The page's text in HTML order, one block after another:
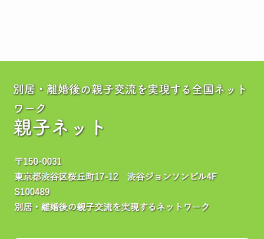
別居・離婚後の親子交流を実現する全国ネット
ワーク
親子ネット